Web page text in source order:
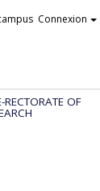
Connexion
RECTORATE OF